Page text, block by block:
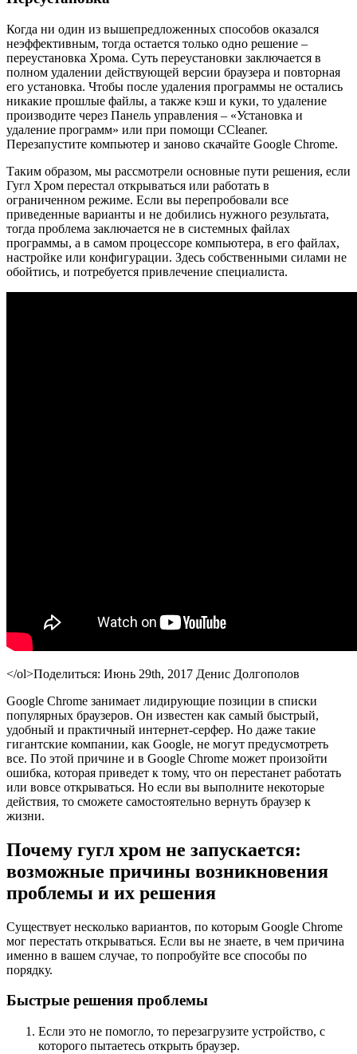
Когда ни один из вышепредложенных способов оказался
неэффективным, тогда остается только одно решение –
переустановка Хрома. Суть переустановки заключается в
полном удалении действующей версии браузера и повторная
его установка. Чтобы после удаления программы не остались
никакие прошлые файлы, а также кэш и куки, то удаление
производите через Панель управления – «Установка и
удаление программ» или при помощи CCleaner.
Перезапустите компьютер и заново скачайте Google Chrome.
Таким образом, мы рассмотрели основные пути решения, если
Гугл Хром перестал открываться или работать в
ограниченном режиме. Если вы перепробовали все
приведенные варианты и не добились нужного результата,
тогда проблема заключается не в системных файлах
программы, а в самом процессоре компьютера, в его файлах,
настройке или конфигурации. Здесь собственными силами не
обойтись, и потребуется привлечение специалиста.
</ol>Поделиться: Июнь 29th, 2017 Денис Долгополов
Google Chrome занимает лидирующие позиции в списки
популярных браузеров. Он известен как самый быстрый,
удобный и практичный интернет-серфер. Но даже такие
гигантские компании, как Google, не могут предусмотреть
все. По этой причине и в Google Chrome может произойти
ошибка, которая приведет к тому, что он перестанет работать
или вовсе открываться. Но если вы выполните некоторые
действия, то сможете самостоятельно вернуть браузер к
жизни.
Почему гугл хром не запускается:
возможные причины возникновения
проблемы и их решения
Существует несколько вариантов, по которым Google Chrome
мог перестать открываться. Если вы не знаете, в чем причина
именно в вашем случае, то попробуйте все способы по
порядку.
Быстрые решения проблемы
Если это не помогло, то перезагрузите устройство, с
которого пытаетесь открыть браузер.